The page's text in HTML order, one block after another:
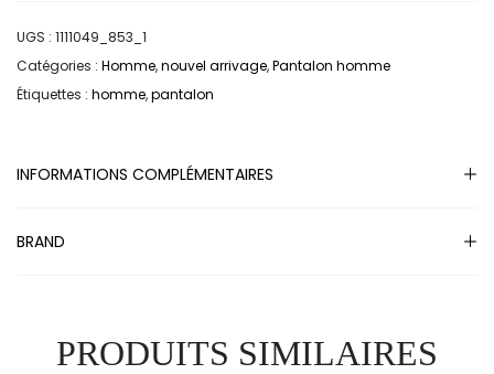
UGS : 1111049_853_1
Catégories : Homme,nouvel arrivage,Pantalon homme
Étiquettes : homme,pantalon
INFORMATIONS COMPLÉMENTAIRES
BRAND
PRODUITS SIMILAIRES